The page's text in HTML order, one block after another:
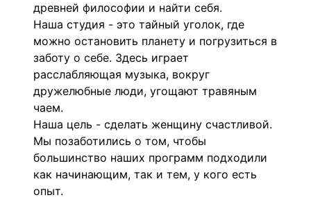
древней философии и найти себя.
Наша студия - это тайный уголок, где
можно остановить планету и погрузиться в
заботу о себе. Здесь играет
расслабляющая музыка, вокруг
дружелюбные люди, угощают травяным
чаем.
Наша цель - сделать женщину счастливой.
Мы позаботились о том, чтобы
большинство наших программ подходили
как начинающим, так и тем, у кого есть
опыт.